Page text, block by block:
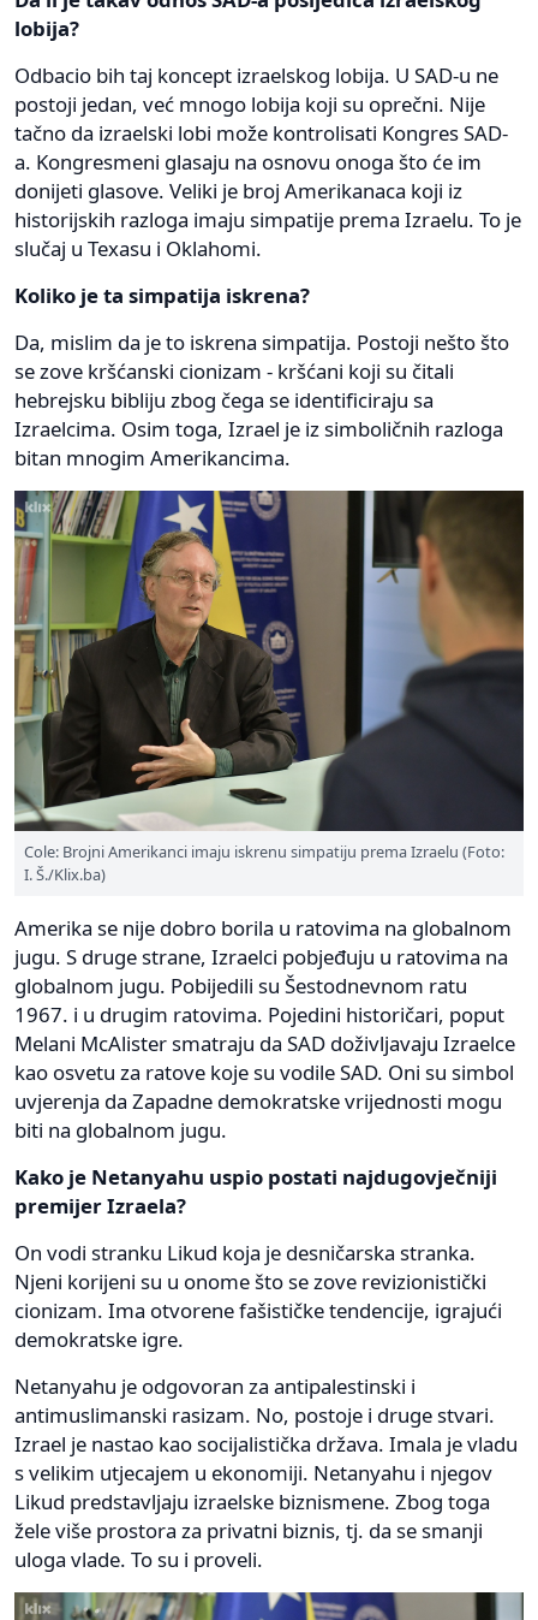
lobija?
Odbacio bih taj koncept izraelskog lobija. U SAD-u ne
postoji jedan, već mnogo lobija koji su oprečni. Nije
tačno da izraelski lobi može kontrolisati Kongres SAD-
a. Kongresmeni glasaju na osnovu onoga što će im
donijeti glasove. Veliki je broj Amerikanaca koji iz
historijskih razloga imaju simpatije prema Izraelu. To je
slučaj u Texasu i Oklahomi.
Koliko je ta simpatija iskrena?
Da, mislim da je to iskrena simpatija. Postoji nešto što
se zove kršćanski cionizam - kršćani koji su čitali
hebrejsku bibliju zbog čega se identificiraju sa
Izraelcima. Osim toga, Izrael je iz simboličnih razloga
bitan mnogim Amerikancima.
Cole: Brojni Amerikanci imaju iskrenu simpatiju prema Izraelu (Foto:
I. Š./Klix.ba)
Amerika se nije dobro borila u ratovima na globalnom
jugu. S druge strane, Izraelci pobjeđuju u ratovima na
globalnom jugu. Pobijedili su Šestodnevnom ratu
1967. i u drugim ratovima. Pojedini historičari, poput
Melani McAlister smatraju da SAD doživljavaju Izraelce
kao osvetu za ratove koje su vodile SAD. Oni su simbol
uvjerenja da Zapadne demokratske vrijednosti mogu
biti na globalnom jugu.
Kako je Netanyahu uspio postati najdugovječniji
premijer Izraela?
On vodi stranku Likud koja je desničarska stranka.
Njeni korijeni su u onome što se zove revizionistički
cionizam. Ima otvorene fašističke tendencije, igrajući
demokratske igre.
Netanyahu je odgovoran za antipalestinski i
antimuslimanski rasizam. No, postoje i druge stvari.
Izrael je nastao kao socijalistička država. Imala je vladu
s velikim utjecajem u ekonomiji. Netanyahu i njegov
Likud predstavljaju izraelske biznismene. Zbog toga
žele više prostora za privatni biznis, tj. da se smanji
uloga vlade. To su i proveli.